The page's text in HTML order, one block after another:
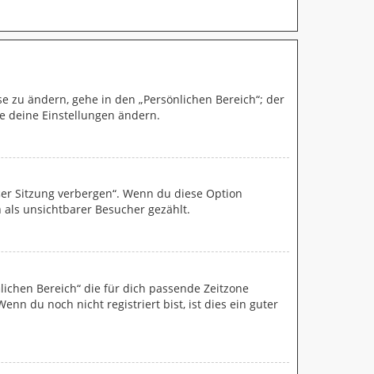
ändern, gehe in den „Persönlichen Bereich“; der
deine Einstellungen ändern.
Sitzung verbergen“. Wenn du diese Option
unsichtbarer Besucher gezählt.
Bereich“ die für dich passende Zeitzone
du noch nicht registriert bist, ist dies ein guter